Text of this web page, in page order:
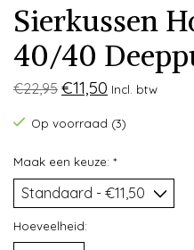
Sierkussen
40/40
€22,95 €11,50 Incl. btw
Op voorraad (3)
Maak een keuze: *
Hoeveelheid: